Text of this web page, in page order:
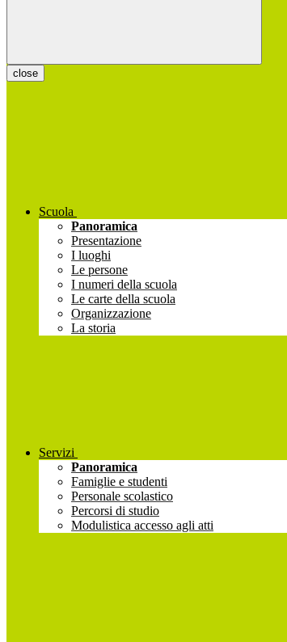
close
Scuola
Panoramica
Presentazione
I luoghi
Le persone
I numeri della scuola
Le carte della scuola
Organizzazione
La storia
Servizi
Panoramica
Famiglie e studenti
Personale scolastico
Percorsi di studio
Modulistica accesso agli atti